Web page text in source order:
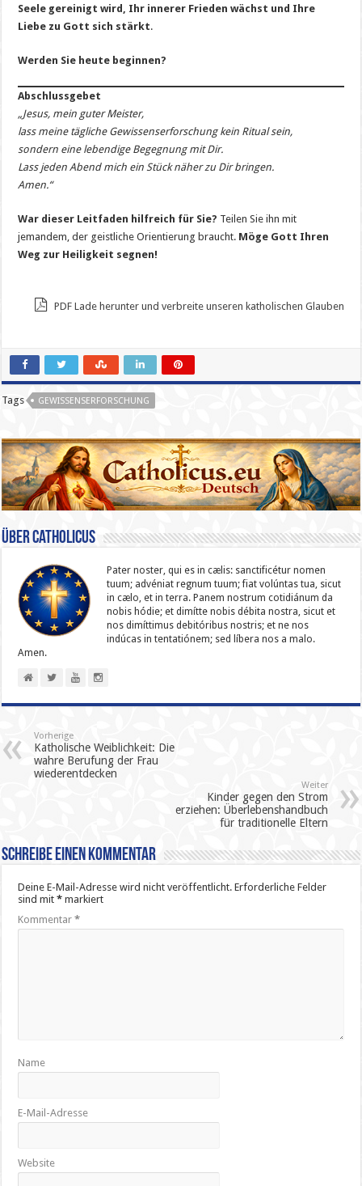
Seele gereinigt wird, Ihr innerer Frieden wächst und Ihre
Liebe zu Gott sich stärkt.
Werden Sie heute beginnen?
Abschlussgebet
„Jesus, mein guter Meister,
lass meine tägliche Gewissenserforschung kein Ritual sein,
sondern eine lebendige Begegnung mit Dir.
Lass jeden Abend mich ein Stück näher zu Dir bringen.
Amen.“
War dieser Leitfaden hilfreich für Sie? Teilen Sie ihn mit
jemandem, der geistliche Orientierung braucht. Möge Gott Ihren
Weg zur Heiligkeit segnen!
PDF Lade herunter und verbreite unseren katholischen Glauben
Tags GEWISSENSERFORSCHUNG
Über catholicus
Pater noster, qui es in cælis: sanc­ti­ficétur nomen
tuum; advéniat regnum tuum; fiat volúntas tua, sicut
in cælo, et in terra. Panem nostrum cotidiánum da
nobis hódie; et dimítte nobis débita nostra, sicut et
nos dimíttimus debitóribus nostris; et ne nos
indúcas in ten­ta­tiónem; sed líbera nos a malo.
Amen.
Vorherige
Katholische Weiblichkeit: Die
wahre Berufung der Frau
wiederentdecken
Weiter
Kinder gegen den Strom
erziehen: Überlebenshandbuch
für traditionelle Eltern
Schreibe einen Kommentar
Deine E-Mail-Adresse wird nicht veröffentlicht. Erforderliche Felder
sind mit* markiert
Kommentar*
Name
E-Mail-Adresse
Website